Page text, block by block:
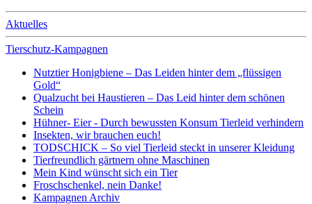
Aktuelles
Tierschutz-Kampagnen
Nutztier Honigbiene – Das Leiden hinter dem „flüssigen
Gold“
Qualzucht bei Haustieren – Das Leid hinter dem schönen
Schein
Hühner- Eier - Durch bewussten Konsum Tierleid verhindern
Insekten, wir brauchen euch!
TODSCHICK – So viel Tierleid steckt in unserer Kleidung
Tierfreundlich gärtnern ohne Maschinen
Mein Kind wünscht sich ein Tier
Froschschenkel, nein Danke!
Kampagnen Archiv